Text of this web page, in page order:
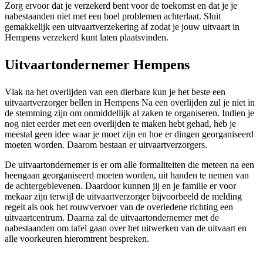
Zorg ervoor dat je verzekerd bent voor de toekomst en dat je je
nabestaanden niet met een boel problemen achterlaat. Sluit
gemakkelijk een uitvaartverzekering af zodat je jouw uitvaart in
Hempens verzekerd kunt laten plaatsvinden.
Uitvaartondernemer Hempens
Vlak na het overlijden van een dierbare kun je het beste een
uitvaartverzorger bellen in Hempens Na een overlijden zul je niet in
de stemming zijn om onmiddellijk al zaken te organiseren. Indien je
nog niet eerder met een overlijden te maken hebt gehad, heb je
meestal geen idee waar je moet zijn en hoe er dingen georganiseerd
moeten worden. Daarom bestaan er uitvaartverzorgers.
De uitvaartondernemer is er om alle formaliteiten die meteen na een
heengaan georganiseerd moeten worden, uit handen te nemen van
de achtergeblevenen. Daardoor kunnen jij en je familie er voor
mekaar zijn terwijl de uitvaartverzorger bijvoorbeeld de melding
regelt als ook het rouwvervoer van de overledene richting een
uitvaartcentrum. Daarna zal de uitvaartondernemer met de
nabestaanden om tafel gaan over het uitwerken van de uitvaart en
alle voorkeuren hieromtrent bespreken.